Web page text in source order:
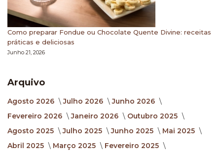
Como preparar Fondue ou Chocolate Quente Divine: receitas
práticas e deliciosas
Junho 21, 2026
Arquivo
Agosto 2026 Julho 2026
Junho 2026
Fevereiro 2026
Janeiro 2026
Outubro 2025
Agosto 2025
Julho 2025 Junho 2025
Mai 2025
Abril 2025
Março 2025
Fevereiro 2025